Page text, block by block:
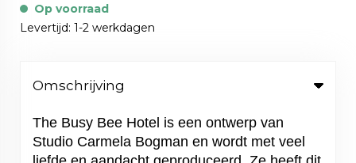
Op voorraad
Levertijd: 1-2 werkdagen
Omschrijving
The Busy Bee Hotel is een ontwerp van
Studio Carmela Bogman en wordt met veel